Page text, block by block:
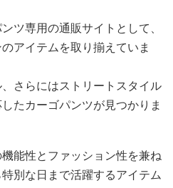
ツ専用の通販サイトとして、
アイテムを取り揃えていま
さらにはストリートスタイル
たカーゴパンツが見つかりま
能性とファッション性を兼ね
別な日まで活躍するアイテム